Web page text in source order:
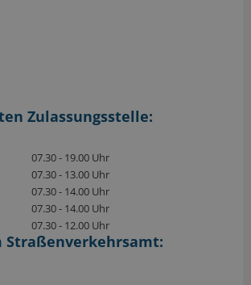
Zulassungsstelle:
07.30 - 19.00 Uhr
07.30 - 13.00 Uhr
07.30 - 14.00 Uhr
07.30 - 14.00 Uhr
07.30 - 12.00 Uhr
Straßenverkehrsamt: